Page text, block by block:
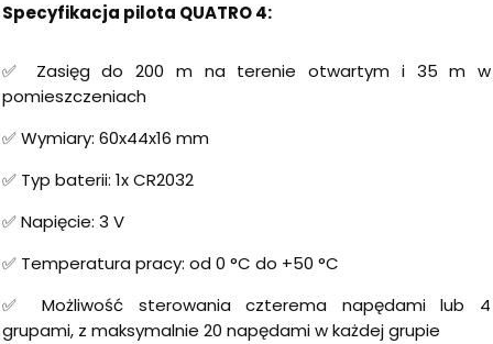
Specyfikacja pilota QUATRO 4:
✅ Zasięg do 200 m na terenie otwartym i 35 m w
pomieszczeniach
✅ Wymiary: 60x44x16 mm
✅ Typ baterii: 1x CR2032
✅ Napięcie: 3 V
✅ Temperatura pracy: od 0 °C do +50 °C
✅ Możliwość sterowania czterema napędami lub 4
grupami, z maksymalnie 20 napędami w każdej grupie